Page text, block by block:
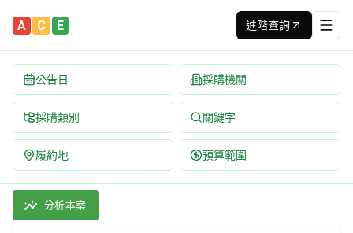
A C E 進階查詢
公告日 採購機關
採購類別 關鍵字
履約地 預算範圍
115年安平漁港海廢暫置區廢棄物清運工作(開口契約) 招標
採購類別：勞務類 附帶於漁業之服務 | 招標方式：公開招
分析本案